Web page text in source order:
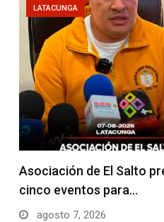
LATACUNGA
Asociación de El Salto
cinco eventos para…
agosto 7, 2026